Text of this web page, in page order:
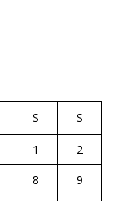
S S
1
2
8
9